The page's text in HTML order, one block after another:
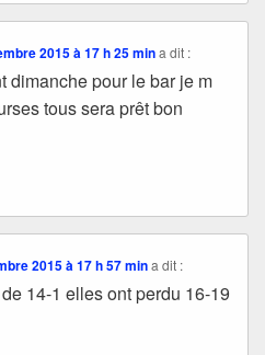
2015 à 17 h 25 min a dit :
dimanche pour le bar je m
tous sera prêt bon
2015 à 17 h 57 min a dit :
14-1 elles ont perdu 16-19